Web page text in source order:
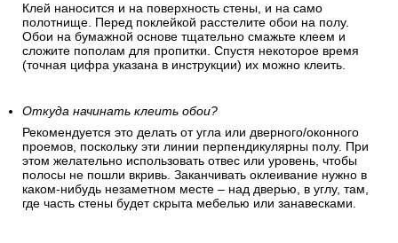
Клей наносится и на поверхность стены, и на само
полотнище. Перед поклейкой расстелите обои на полу.
Обои на бумажной основе тщательно смажьте клеем и
сложите пополам для пропитки. Спустя некоторое время
(точная цифра указана в инструкции) их можно клеить.
Откуда начинать клеить обои?
Рекомендуется это делать от угла или дверного/оконного
проемов, поскольку эти линии перпендикулярны полу. При
этом желательно использовать отвес или уровень, чтобы
полосы не пошли вкривь. Заканчивать оклеивание нужно в
каком-нибудь незаметном месте – над дверью, в углу, там,
где часть стены будет скрыта мебелью или занавесками.